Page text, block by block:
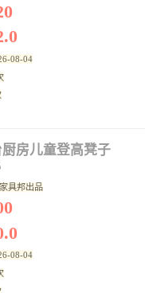
08-04
房儿童登高凳子
家具邦出品
08-04